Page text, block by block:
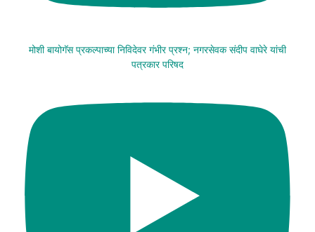
मोशी बायोगॅस प्रकल्पाच्या निविदेवर गंभीर प्रश्न; नगरसेवक संदीप वाघेरे यांची
पत्रकार परिषद